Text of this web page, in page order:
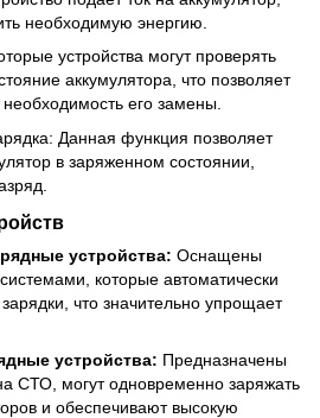
необходимую энергию.
устройства могут проверять
аккумулятора, что позволяет
его замены.
Данная функция позволяет
в заряженном состоянии,
устройства: Оснащены
которые автоматически
что значительно упрощает
устройства: Предназначены
СТО, могут одновременно заряжать
и обеспечивают высокую